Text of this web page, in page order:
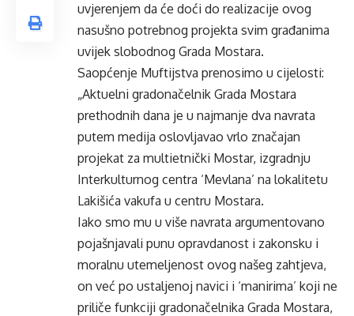
uvjerenjem da će doći do realizacije ovog
nasušno potrebnog projekta svim građanima
uvijek slobodnog Grada Mostara.
Saopćenje Muftijstva prenosimo u cijelosti:
„Aktuelni gradonačelnik Grada Mostara
prethodnih dana je u najmanje dva navrata
putem medija oslovljavao vrlo značajan
projekat za multietnički Mostar, izgradnju
Interkulturnog centra ‘Mevlana’ na lokalitetu
Lakišića vakufa u centru Mostara.
Iako smo mu u više navrata argumentovano
pojašnjavali punu opravdanost i zakonsku i
moralnu utemeljenost ovog našeg zahtjeva,
on već po ustaljenoj navici i ‘manirima’ koji ne
priliče funkciji gradonačelnika Grada Mostara,